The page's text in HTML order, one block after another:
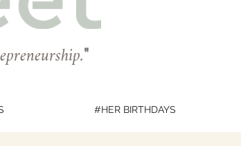
"
#HER BIRTHDAYS